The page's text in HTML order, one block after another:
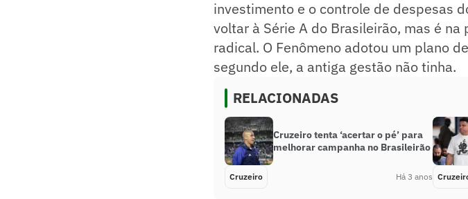
investimento e o controle de despesas
voltar à Série A do Brasileirão, mas é
radical. O Fenômeno adotou um plano
segundo ele, a antiga gestão não tinha.
RELACIONADAS
Cruzeiro tenta ‘acertar o pé’ para
melhorar campanha no Brasileirão
Cruzeiro Há 3 anos